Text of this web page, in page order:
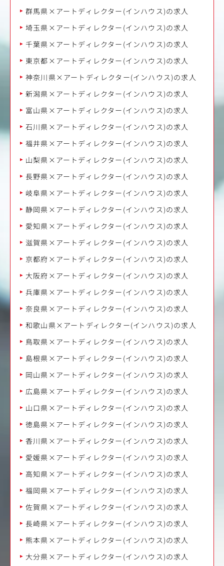
群馬県×アートディレクター(インハウス)の求人
埼玉県×アートディレクター(インハウス)の求人
千葉県×アートディレクター(インハウス)の求人
東京都×アートディレクター(インハウス)の求人
神奈川県×アートディレクター(インハウス)の求人
新潟県×アートディレクター(インハウス)の求人
富山県×アートディレクター(インハウス)の求人
石川県×アートディレクター(インハウス)の求人
福井県×アートディレクター(インハウス)の求人
山梨県×アートディレクター(インハウス)の求人
長野県×アートディレクター(インハウス)の求人
岐阜県×アートディレクター(インハウス)の求人
静岡県×アートディレクター(インハウス)の求人
愛知県×アートディレクター(インハウス)の求人
滋賀県×アートディレクター(インハウス)の求人
京都府×アートディレクター(インハウス)の求人
大阪府×アートディレクター(インハウス)の求人
兵庫県×アートディレクター(インハウス)の求人
奈良県×アートディレクター(インハウス)の求人
和歌山県×アートディレクター(インハウス)の求人
鳥取県×アートディレクター(インハウス)の求人
島根県×アートディレクター(インハウス)の求人
岡山県×アートディレクター(インハウス)の求人
広島県×アートディレクター(インハウス)の求人
山口県×アートディレクター(インハウス)の求人
徳島県×アートディレクター(インハウス)の求人
香川県×アートディレクター(インハウス)の求人
愛媛県×アートディレクター(インハウス)の求人
高知県×アートディレクター(インハウス)の求人
福岡県×アートディレクター(インハウス)の求人
佐賀県×アートディレクター(インハウス)の求人
長崎県×アートディレクター(インハウス)の求人
熊本県×アートディレクター(インハウス)の求人
大分県×アートディレクター(インハウス)の求人